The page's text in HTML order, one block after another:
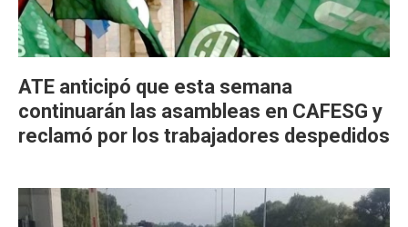
ATE anticipó que esta semana
continuarán las asambleas en CAFESG y
reclamó por los trabajadores despedidos